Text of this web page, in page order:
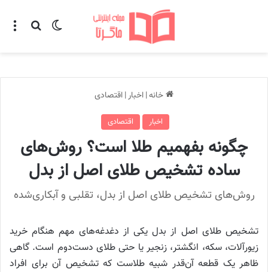
تغییر پوسته
خانه|اخبار|اقتصادی
اخبار اقتصادی
چگونه بفهمیم طلا است؟ روش‌های
ساده تشخیص طلای اصل از بدل
روش‌های تشخیص طلای اصل از بدل، تقلبی و آبکاری‌شده
تشخیص طلای اصل از بدل یکی از دغدغه‌های مهم هنگام خرید
زیورآلات، سکه، انگشتر، زنجیر یا حتی طلای دست‌دوم است. گاهی
ظاهر یک قطعه آن‌قدر شبیه طلاست که تشخیص آن برای افراد